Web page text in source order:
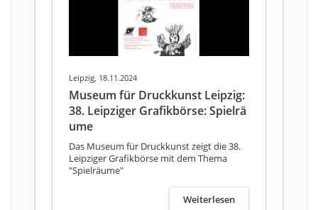
Leipzig, 18.11.2024
Museum für Druckkunst Leipzig:
38. Leipziger Grafikbörse: Spielrä
ume
Das Museum für Druckkunst zeigt die 38.
Leipziger Grafikbörse mit dem Thema
"Spielräume"
Weiterlesen